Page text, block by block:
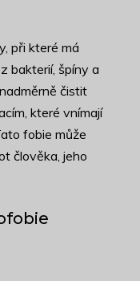
při které má
bakterií, špíny a
čistit
které vnímají
fobie může
člověka, jeho